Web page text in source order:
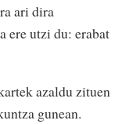
ari dira
ere utzi du: erabat
azaldu zituen
gunean.